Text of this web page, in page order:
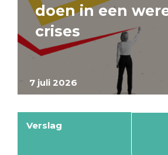
7 juli 2026
doen in een
crises
Verslag